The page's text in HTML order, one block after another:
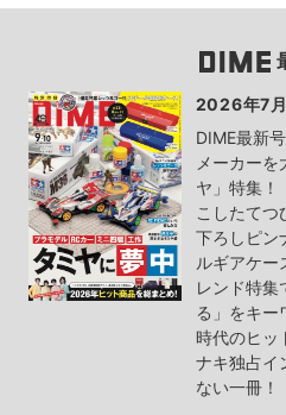
2026年7
DIME最新
メーカーを
ヤ」特集！
こしたてつ
下ろしピン
ルギアケー
レンド特集
る」をキー
時代のヒッ
ナキ独占イ
ない一冊！